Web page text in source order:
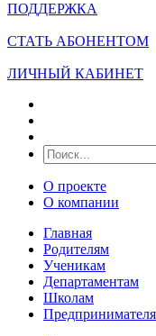
ПОДДЕРЖКА
СТАТЬ АБОНЕНТОМ
ЛИЧНЫЙ КАБИНЕТ
О проекте
О компании
Главная
Родителям
Ученикам
Департаментам
Школам